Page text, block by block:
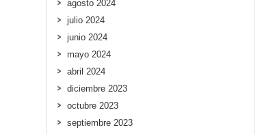
agosto 2024
julio 2024
junio 2024
mayo 2024
abril 2024
diciembre 2023
octubre 2023
septiembre 2023